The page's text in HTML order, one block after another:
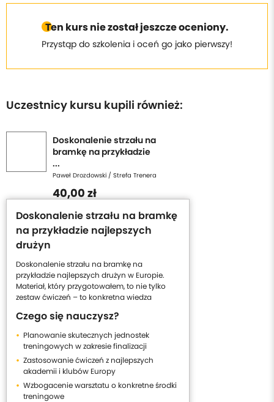
Ten kurs nie został jeszcze oceniony.
Przystąp do szkolenia i oceń go jako pierwszy!
Uczestnicy kursu kupili również:
Doskonalenie strzału na
bramkę na przykładzie
...
Paweł Drozdowski / Strefa Trenera
40,00 zł
Doskonalenie strzału na bramkę
na przykładzie najlepszych
drużyn
Doskonalenie strzału na bramkę na
przykładzie najlepszych drużyn w Europie.
Materiał, który przygotowałem, to nie tylko
zestaw ćwiczeń – to konkretna wiedza
Czego się nauczysz?
Planowanie skutecznych jednostek
treningowych w zakresie finalizacji
Zastosowanie ćwiczeń z najlepszych
akademii i klubów Europy
Wzbogacenie warsztatu o konkretne środki
treningowe